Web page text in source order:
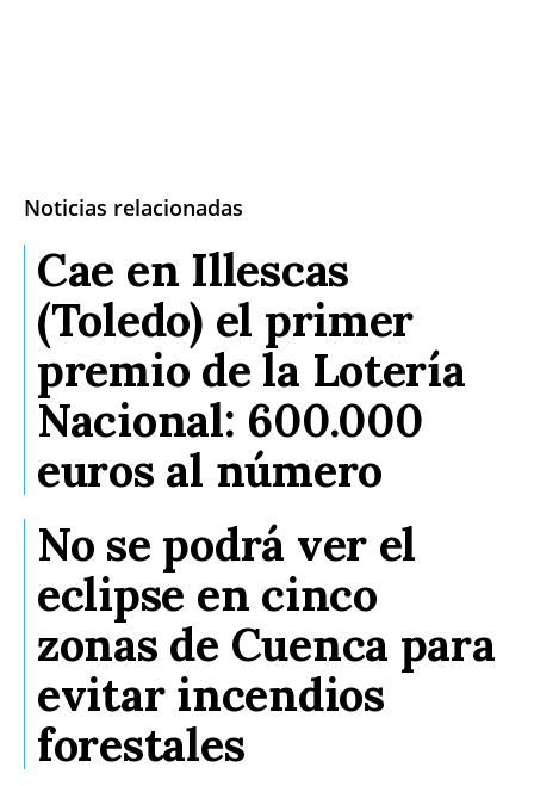
Noticias relacionadas
Cae en Illescas
(Toledo) el primer
premio de la Lotería
Nacional: 600.000
euros al número
No se podrá ver el
eclipse en cinco
zonas de Cuenca para
evitar incendios
forestales